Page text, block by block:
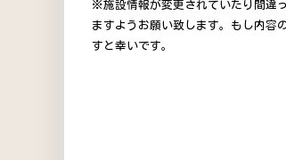
※施設情報が変更されていたり間違
ますようお願い致します。もし内容
すと幸いです。